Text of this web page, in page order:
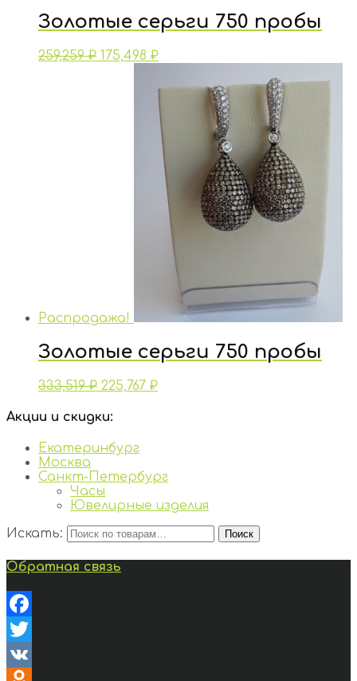
Золотые серьги 750 пробы
259,259₽ 175,498 ₽
Распродажа!
Золотые серьги 750 пробы
333,519₽ 225,767 ₽
Акции и скидки:
Екатеринбург
Москва
Санкт-Петербург
Часы
Ювелирные изделия
Искать:
Поиск
Обратная связь
Facebook
Twitter